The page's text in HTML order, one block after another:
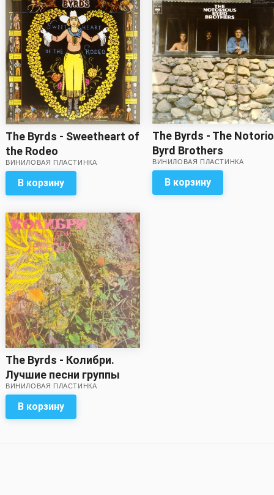
The Byrds - Sweetheart of
the Rodeo
ВИНИЛОВАЯ ПЛАСТИНКА
В корзину
The Byrds - The
Byrd Brothers
ВИНИЛОВАЯ ПЛАСТИНКА
В корзину
The Byrds - Колибри.
Лучшие песни группы
Бёрдз
ВИНИЛОВАЯ ПЛАСТИНКА
В корзину